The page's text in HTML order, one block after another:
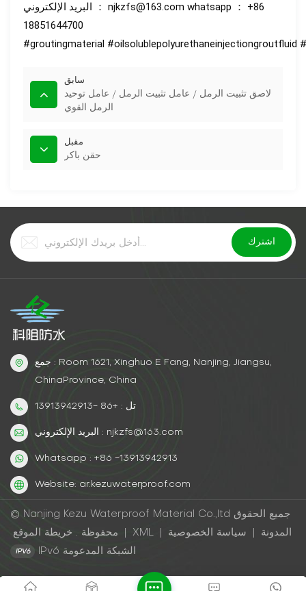
البريد الإلكتروني ： njkzfs@163.com whatsapp ： +86
18851644700
#groutingmaterial #oilsolublepolyurethaneinjectiongroutfluid
سابق
لاصق تثبيت الرمل / عامل تثبيت الرمل / عامل توحيد
الرمل القوي
مقبل
حقن باكر
جمع : Room 1621, Xinghuo E Fang, Nanjing, Jiangsu,
ChinaProvince, China
تل : +86 -13913942913
البريد الإلكتروني : njkzfs@163.com
Whatsapp : +86 -13913942913
Website: ar.kezuwaterproof.com
© Nanjing Kezu Waterproof Material Co.,ltd جميع الحقوق
محفوظة .
XML المدونة
سياسة الخصوصية
IPv6 الشبكة المدعومة